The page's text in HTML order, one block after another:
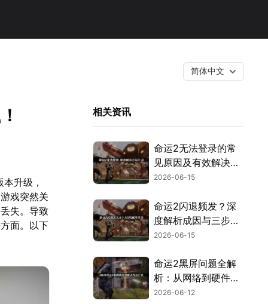
简体中文
升级，
戏突然关
失。导致
面。以下
相关资讯
命运2无法登录的常
见原因及有效解决方
案！
2026-06-15
命运2闪退频发？深
度解析成因与三步优
化指南！
2026-06-15
命运2黑屏问题全解
析：从网络到硬件的
排查与修复！
2026-06-12